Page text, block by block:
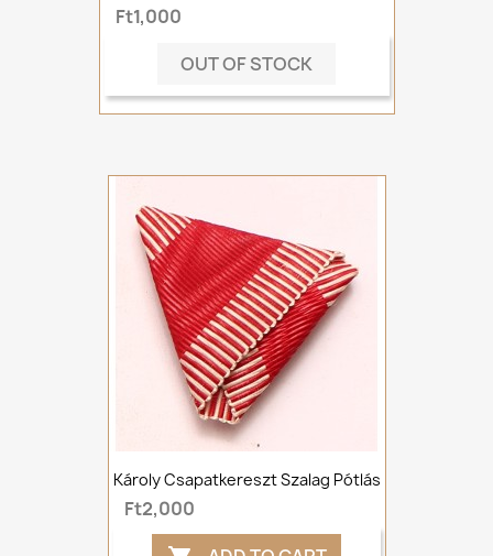
Ft1,000
OUT OF STOCK
Károly Csapatkereszt Szalag Pótlás
Ft2,000